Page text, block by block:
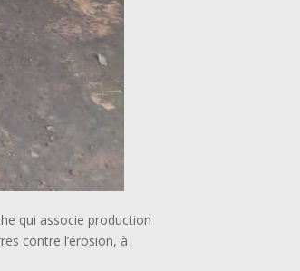
qui associe production
contre l’érosion, à